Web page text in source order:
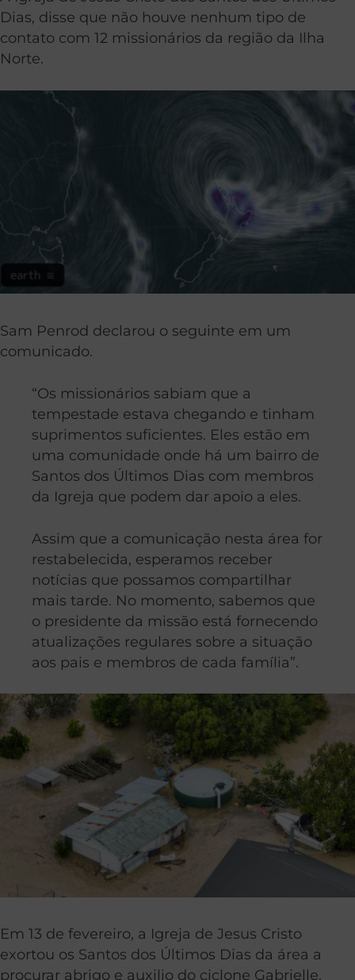
Dias, disse que não houve nenhum tipo de
contato com 12 missionários da região da Ilha
Norte.
Sam Penrod declarou o seguinte em um
comunicado.
“Os missionários sabiam que a
tempestade estava chegando e tinham
suprimentos suficientes. Eles estão em
uma comunidade onde há um bairro de
Santos dos Últimos Dias com membros
da Igreja que podem dar apoio a eles.
Assim que a comunicação nesta área for
restabelecida, esperamos receber
notícias que possamos compartilhar
mais tarde. No momento, sabemos que
o presidente da missão está fornecendo
atualizações regulares sobre a situação
aos pais e membros de cada família”.
Em 13 de fevereiro, a Igreja de Jesus Cristo
exortou os Santos dos Últimos Dias da área a
procurar abrigo e auxilio do ciclone Gabrielle.